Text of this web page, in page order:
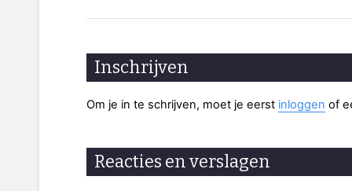
Inschrijven
Om je in te schrijven, moet je eerst inloggen of
Reacties en verslagen